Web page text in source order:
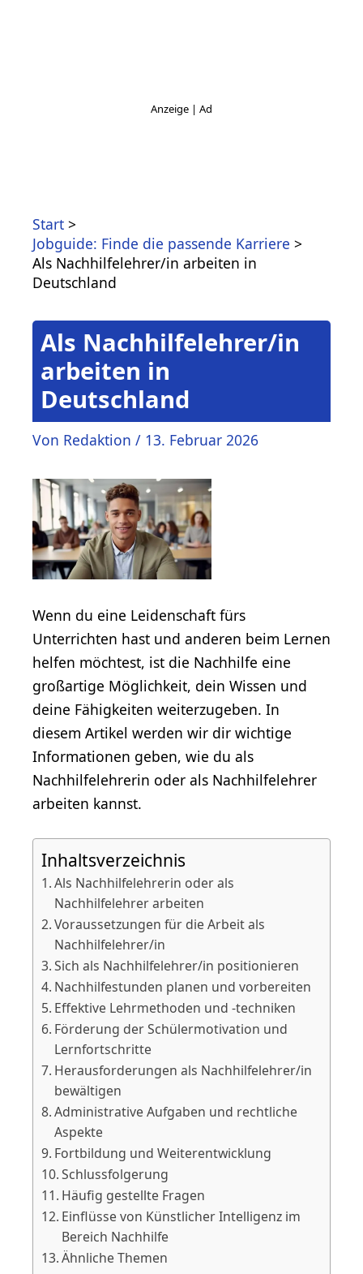
Start
Jobguide: Finde die passende Karriere
Als Nachhilfelehrer/in arbeiten in
Deutschland
Als Nachhilfelehrer/in
arbeiten in
Deutschland
Von Redaktion / 13. Februar 2026
Wenn du eine Leidenschaft fürs
Unterrichten hast und anderen beim Lernen
helfen möchtest, ist die Nachhilfe eine
großartige Möglichkeit, dein Wissen und
deine Fähigkeiten weiterzugeben. In
diesem Artikel werden wir dir wichtige
Informationen geben, wie du als
Nachhilfelehrerin oder als Nachhilfelehrer
arbeiten kannst.
Inhaltsverzeichnis
Als Nachhilfelehrerin oder als
Nachhilfelehrer arbeiten
Voraussetzungen für die Arbeit als
Nachhilfelehrer/in
Sich als Nachhilfelehrer/in positionieren
Nachhilfestunden planen und vorbereiten
Effektive Lehrmethoden und -techniken
Förderung der Schülermotivation und
Lernfortschritte
Herausforderungen als Nachhilfelehrer/in
bewältigen
Administrative Aufgaben und rechtliche
Aspekte
Fortbildung und Weiterentwicklung
Schlussfolgerung
Häufig gestellte Fragen
Einflüsse von Künstlicher Intelligenz im
Bereich Nachhilfe
Ähnliche Themen